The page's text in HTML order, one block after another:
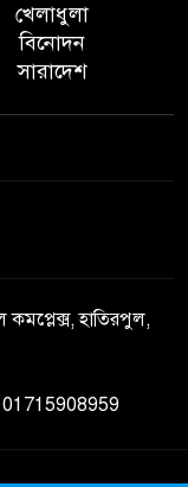
খেলাধুলা
বিনোদন
সারাদেশ
কমপ্লেক্স, হাতিরপুল,
: 01715908959